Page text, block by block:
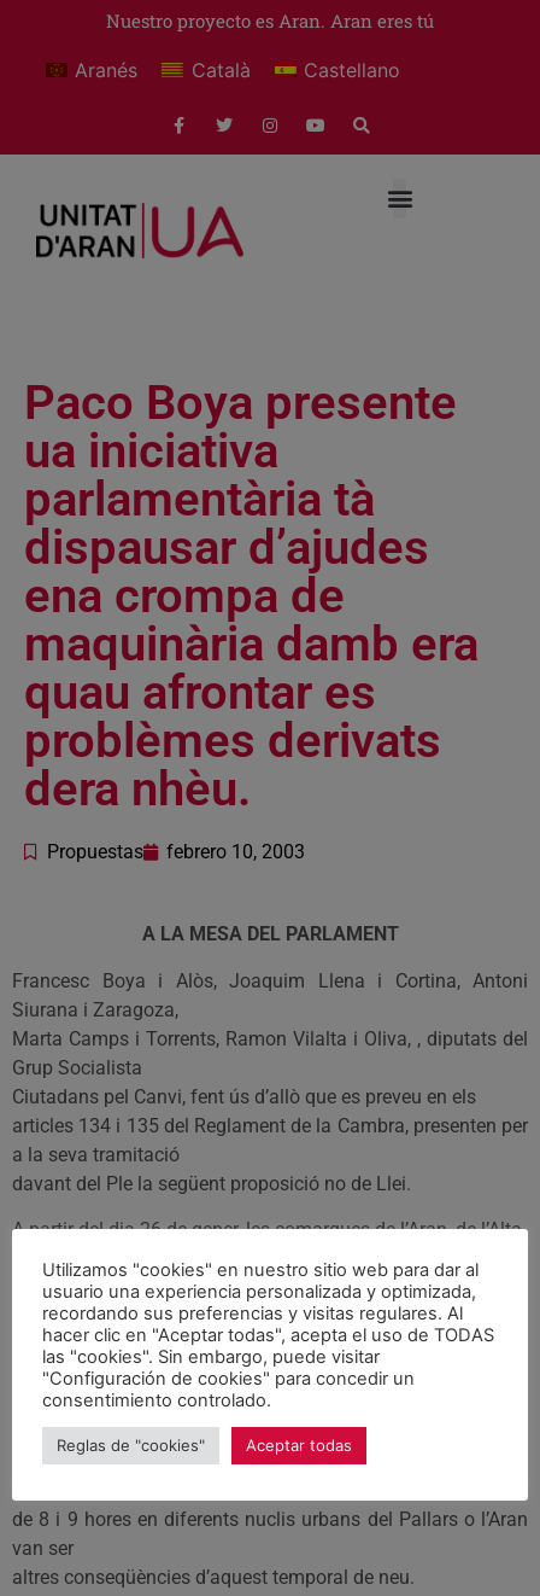
Nuestro proyecto es Aran. Aran eres tú
Aranés Català Castellano
Paco Boya presente
ua iniciativa
parlamentària tà
dispausar d’ajudes
ena crompa de
maquinària damb era
quau afrontar es
problèmes derivats
dera nhèu.
Propuestas febrero 10, 2003
A LA MESA DEL PARLAMENT
Francesc Boya i Alòs, Joaquim Llena i Cortina, Antoni
Siurana i Zaragoza,
Marta Camps i Torrents, Ramon Vilalta i Oliva, , diputats del
Grup Socialista
Ciutadans pel Canvi, fent ús d’allò que es preveu en els
articles 134 i 135 del Reglament de la Cambra, presenten per
a la seva tramitació
davant del Ple la següent proposició no de Llei.
A partir del dia 26 de gener, les comarques de l’Aran, de l’Alta
Ribagorça, i del Pallars Sobirà han patit importants
tempestes
de neu i vent. La intensitat d’aquestes va ser tal que han
arribat a acumular
de l’ordre de 4 metres de neu a cotes de 2000 m. d’alçada,
i gruixos propers al metre de neu en els pobles de la Vall.
Col•lapses
a les carreteres, talls a diferents vies com la N-230, o talls de
de 8 i 9 hores en diferents nuclis urbans del Pallars o l’Aran
van ser
altres conseqüències d’aquest temporal de neu.
Utilizamos "cookies" en nuestro sitio web para dar al
usuario una experiencia personalizada y optimizada,
recordando sus preferencias y visitas regulares. Al
hacer clic en "Aceptar todas", acepta el uso de TODAS
las "cookies". Sin embargo, puede visitar
"Configuración de cookies" para concedir un
consentimiento controlado.
Reglas de "cookies" Aceptar todas